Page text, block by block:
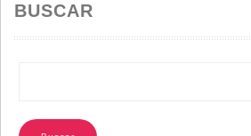
NAVEGACIÓN
BUSCAR